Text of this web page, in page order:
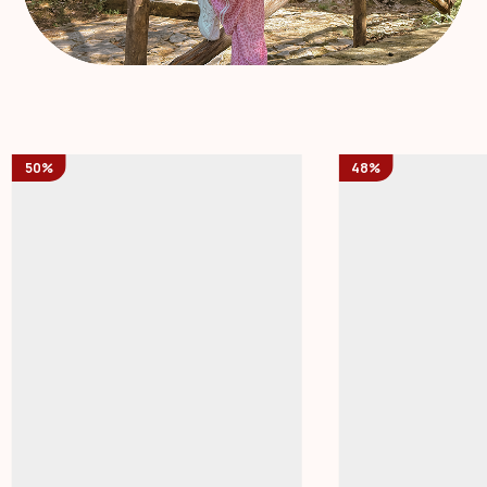
50% 48%